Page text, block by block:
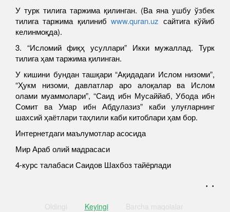
У турк тилига таржима қилинган. (Ва яна ушбу ўзбек
тилига таржима қилинибwww.quran.uz сайтига кўйиб
келинмоқда).
3. “Исломий фиқҳ усуллари” Икки мужаллад. Турк
тилига ҳам таржима қилинган.
У кишини бундан ташқари “Ақидадаги Ислом низоми”,
“Ҳукм низоми, давлатлар аро алоқалар ва Ислом
олами муаммолари”, “Саид ибн Мусаййаб, Убода ибн
Сомит ва Умар ибн Абдулазиз” каби улуғларнинг
шахсий ҳаётлари таҳлили каби китоблари ҳам бор.
Интернетдаги маълумотлар асосида
Мир Араб олий мадрасаси
4-курс талабаси Саидов Шахбоз тайёрлади
. .
Oldingi Keyingi Barcha maqolalar